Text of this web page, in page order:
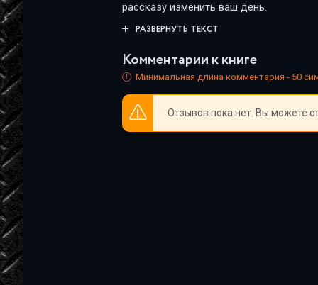
05_02
05_05
рассказу изменить ваш день.
РАЗВЕРНУТЬ ТЕКСТ
Комментарии к книге
Минимальная длина комментария - 50
Отзывов пока нет. Вы можете